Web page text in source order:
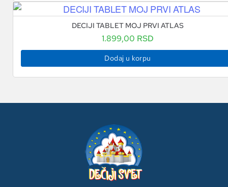
DECIJI TABLET MOJ PRVI ATLAS
1.899,00 RSD
Dodaj u korpu